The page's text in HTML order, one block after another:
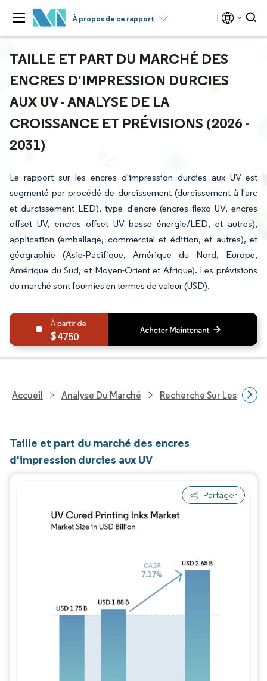
À propos de ce rapport
TAILLE ET PART DU MARCHÉ DES
ENCRES D'IMPRESSION DURCIES
AUX UV - ANALYSE DE LA
CROISSANCE ET PRÉVISIONS (2026 -
2031)
Le rapport sur les encres d'impression durcies aux UV est
segmenté par procédé de durcissement (durcissement à l'arc
et durcissement LED), type d'encre (encres flexo UV, encres
offset UV, encres offset UV basse énergie/LED, et autres),
application (emballage, commercial et édition, et autres), et
géographie (Asie-Pacifique, Amérique du Nord, Europe,
Amérique du Sud, et Moyen-Orient et Afrique). Les prévisions
du marché sont fournies en termes de valeur (USD).
4750
Accueil Analyse Du Marché Recherche Sur Les
Taille et part du marché des encres
d'impression durcies aux UV
Partager